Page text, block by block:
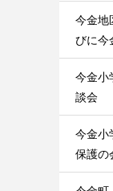
今金地
びに今
今金小
談会
今金小
保護の